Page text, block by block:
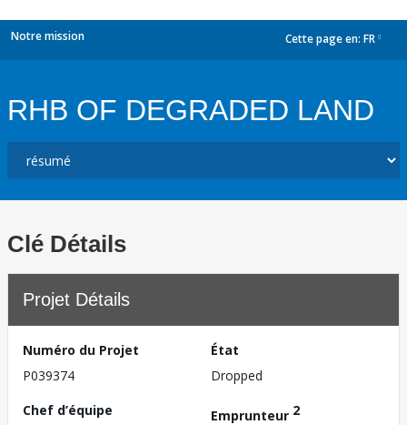
Notre mission Cette page en: FR
RHB OF DEGRADED LAND
Clé Détails
Projet Détails
Numéro du Projet
P039374
État
Dropped
Chef d’équipe
Emprunteur 2